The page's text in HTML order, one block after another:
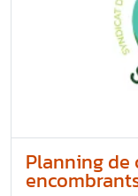
Planning de